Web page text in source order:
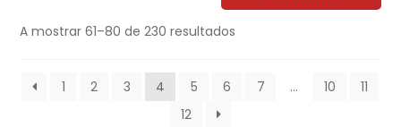
A mostrar 61–80 de 230 resultados
1 2 3 4 5 6 7 … 10
11
12